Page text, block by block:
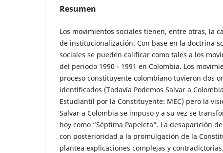
Resumen
Los movimientos sociales tienen, entre otras, la
de institucionalización. Con base en la doctrina
sociales se pueden calificar como tales a los
del periodo 1990 - 1991 en Colombia. Los
proceso constituyente colombiano tuvieron dos
identificados (Todavía Podemos Salvar a
Estudiantil por la Constituyente: MEC) pero la
Salvar a Colombia se impuso y a su vez se
hoy como “Séptima Papeleta”. La desaparición
con posterioridad a la promulgación de la
plantea explicaciones complejas y